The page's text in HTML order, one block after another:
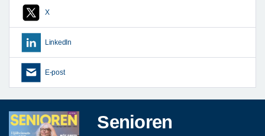
X
LinkedIn
E-post
Senioren